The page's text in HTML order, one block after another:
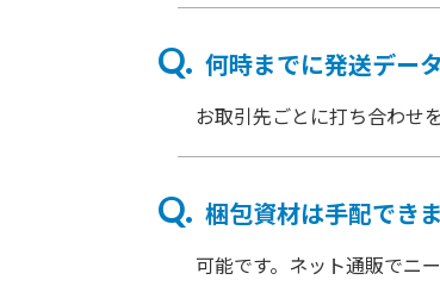
何時までに発送デー
お取引先ごとに打ち合わせ
梱包資材は手配でき
可能です。ネット通販でニ